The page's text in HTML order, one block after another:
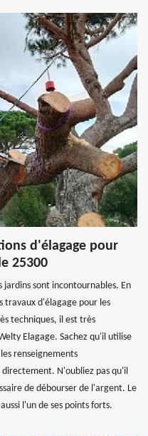
d'élagage pour
25300
jardins sont incontournables. En
d'élagage pour les
techniques, il est très
Elagage. Sachez qu'il utilise
renseignements
N'oubliez pas qu'il
de débourser de l'argent. Le
l'un de ses points forts.